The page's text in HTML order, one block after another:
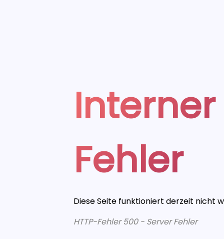
Fehler
Diese Seite funktioniert derzeit nicht
HTTP-Fehler 500 - Server Fehler